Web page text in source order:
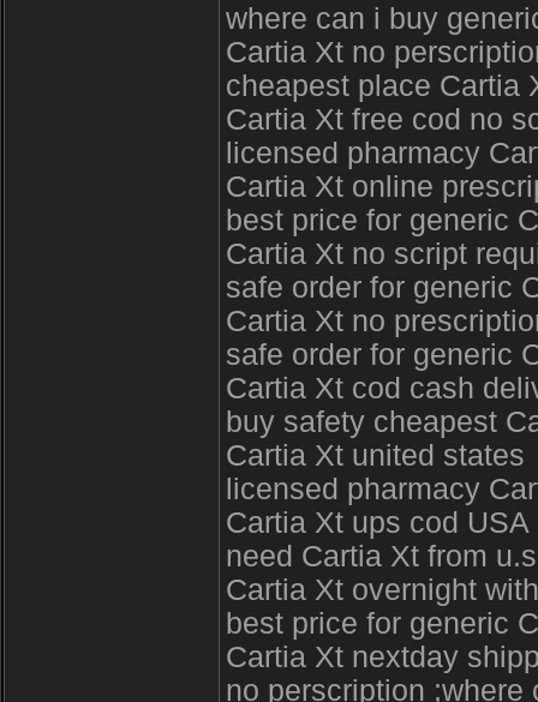
where can i buy
Cartia Xt no
cheapest place Cartia
Cartia Xt free cod no
licensed pharmacy
Cartia Xt online
best price for generic
Cartia Xt no script
safe order for generic
Cartia Xt no
safe order for generic
Cartia Xt cod cash
buy safety cheapest
Cartia Xt united states
licensed pharmacy
Cartia Xt ups cod USA
need Cartia Xt from
Cartia Xt overnight
best price for generic
Cartia Xt nextday
no perscription ;where